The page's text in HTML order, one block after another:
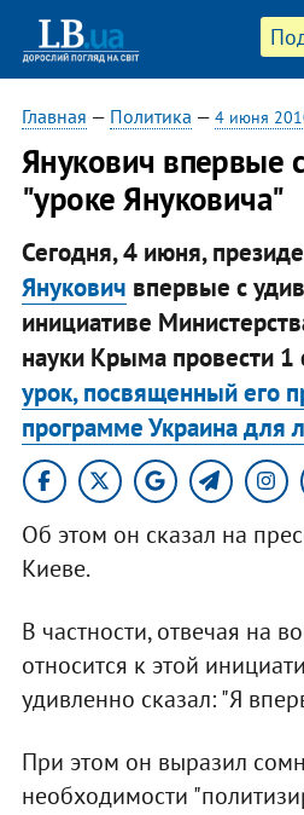
Главная — Политика — 4 июня
Янукович впервые
"уроке Януковича"
Сегодня, 4 июня,
Янукович впервые с
инициативе
науки Крыма провести 1
урок, посвященный его
программе Украина для
Об этом он сказал на
Киеве.
В частности, отвечая на
относится к этой
удивленно сказал: "Я
При этом он выразил
необходимости